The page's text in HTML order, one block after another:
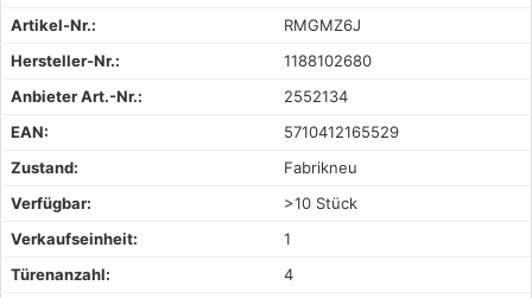
Artikel-Nr.:
RMGMZ6J
Hersteller-Nr.:
1188102680
Anbieter Art.-Nr.:
2552134
EAN:
5710412165529
Zustand:
Fabrikneu
Verfügbar:
>10 Stück
Verkaufseinheit:
1
Türenanzahl:
4